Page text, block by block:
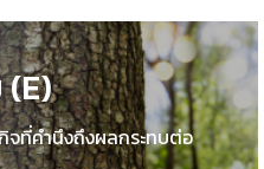
จที่คำนึงถึงผลกระทบต่อ